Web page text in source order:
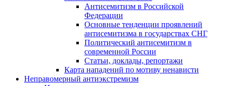
Антисемитизм в Российской
Федерации
Основные тенденции проявлений
антисемитизма в государствах СНГ
Политический антисемитизм в
современной России
Статьи, доклады, репортажи
Карта нападений по мотиву ненависти
Неправомерный антиэкстремизм